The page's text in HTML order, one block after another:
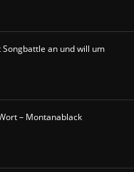
Songbattle an und will um
– Montanablack